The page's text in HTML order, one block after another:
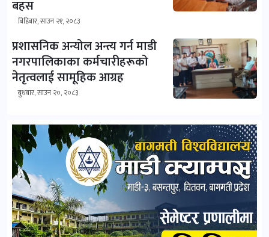
बहस
बिहिबार, साउन २१, २०८३
प्रशासनिक अन्योल अन्त्य गर्न माडी
नगरपालिकाका कर्मचारीहरूको
नेतृत्वलाई सामूहिक आग्रह
बुधबार, साउन २०, २०८३